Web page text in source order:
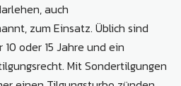
auch
zum Einsatz. Üblich sind
oder 15 Jahre und ein
Mit Sondertilgungen